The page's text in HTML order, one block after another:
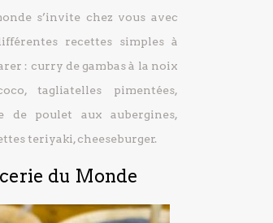
s’invite chez vous avec
recettes simples à
: curry de gambas à la noix
tagliatelles pimentées,
de poulet aux aubergines,
teriyaki, cheeseburger.
du Monde